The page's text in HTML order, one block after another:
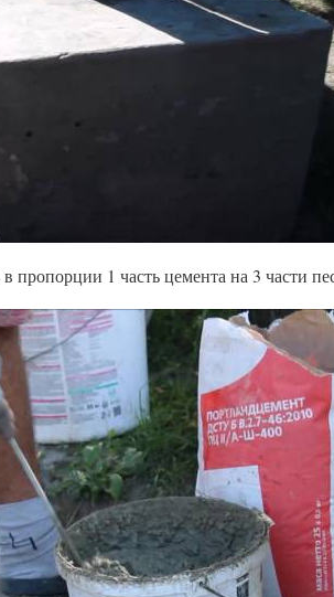
пропорции 1 часть цемента на 3 части